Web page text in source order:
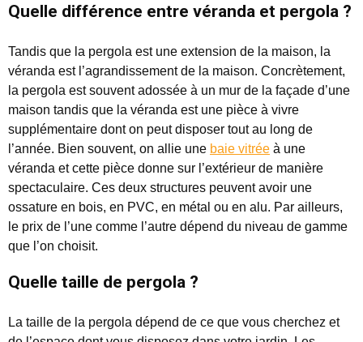
Quelle différence entre véranda et pergola ?
Tandis que la pergola est une extension de la maison, la
véranda est l’agrandissement de la maison. Concrètement,
la pergola est souvent adossée à un mur de la façade d’une
maison tandis que la véranda est une pièce à vivre
supplémentaire dont on peut disposer tout au long de
l’année. Bien souvent, on allie une baie vitrée à une
véranda et cette pièce donne sur l’extérieur de manière
spectaculaire. Ces deux structures peuvent avoir une
ossature en bois, en PVC, en métal ou en alu. Par ailleurs,
le prix de l’une comme l’autre dépend du niveau de gamme
que l’on choisit.
Quelle taille de pergola ?
La taille de la pergola dépend de ce que vous cherchez et